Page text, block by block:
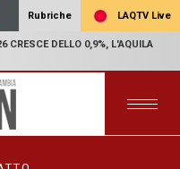
Rubriche LAQTV Live
CRESCE DELLO 0,9%, L'AQUILA